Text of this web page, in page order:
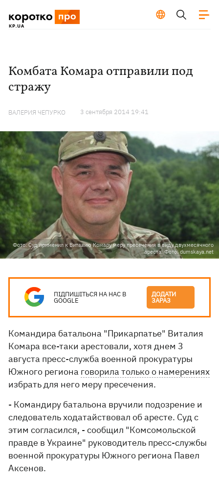
Комбата Комара отправили под
стражу
ВАЛЕРИЯ ЧЕПУРКО 3 сентября 2014 19:41
Фото: Суд применил к Виталию Комару меру пресечения в виду двухмесячного
ареста. Фото: dumskaya.net
ПІДПИШІТЬСЯ НА НАС В
GOOGLE
ДОДАТИ
ЗАРАЗ
Командира батальона "Прикарпатье" Виталия
Комара все-таки арестовали, хотя днем 3
августа пресс-служба военной прокуратуры
Южного региона говорила только о намерениях
избрать для него меру пресечения.
- Командиру батальона вручили подозрение и
следователь ходатайствовал об аресте. Суд с
этим согласился, - сообщил "Комсомольской
правде в Украине" руководитель пресс-службы
военной прокуратуры Южного региона Павел
Аксенов.